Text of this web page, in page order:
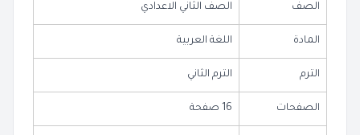
الصف الصف الثاني الاعدادي
المادة اللغة العربية
الترم الترم الثاني
الصفحات 16 صفحة